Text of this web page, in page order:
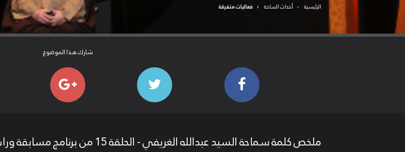
الرئيسية أحداث الساحة فعاليات متفرقة
شارك هذا الموضوع
ملخص كلمة سماحة السيد عبدالله الغريفي - الحلقة 15 من برنامج مسابقة وراث الأنبياء